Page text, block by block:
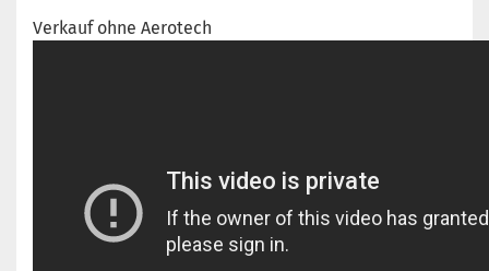
Verkauf ohne Aerotech